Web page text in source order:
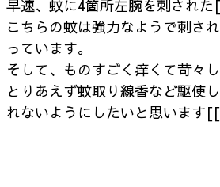
早速、蚊に4箇所左腕を刺され
こちらの蚊は強力なようで刺さ
っています。
そして、ものすごく痒くて苛
とりあえず蚊取り線香など駆使
れないようにしたいと思いま